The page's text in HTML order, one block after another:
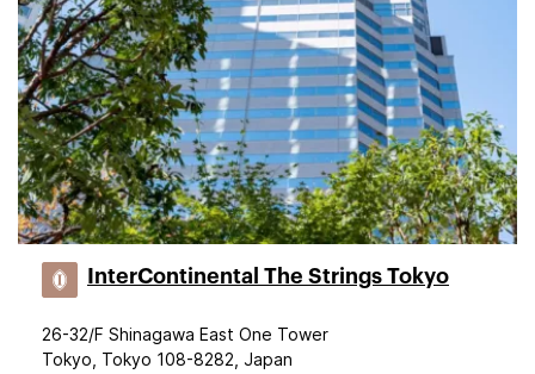
InterContinental The Strings Tokyo
26-32/F Shinagawa East One Tower
Tokyo, Tokyo 108-8282, Japan